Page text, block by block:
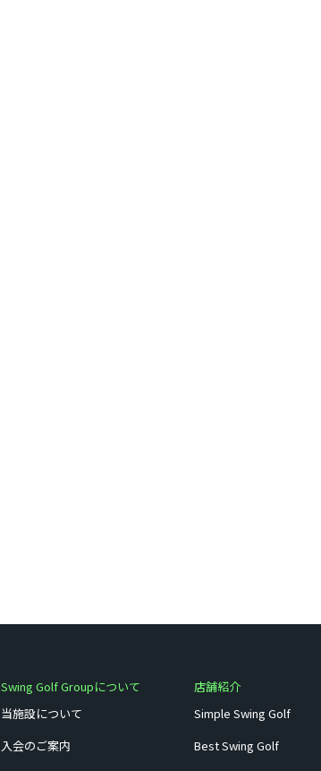
Swing Golf Groupについて
当施設について
入会のご案内
店舗紹介
Simple Swing Golf
Best Swing Golf